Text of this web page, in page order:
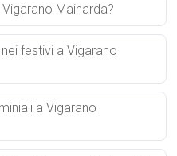
Mainarda?
festivi a Vigarano
a Vigarano